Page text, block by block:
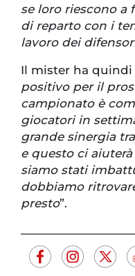
se loro riescono a
di reparto con i
lavoro dei
Il mister ha quindi
positivo per il
campionato è
giocatori in
grande sinergia
e questo ci
siamo stati
dobbiamo
presto”.